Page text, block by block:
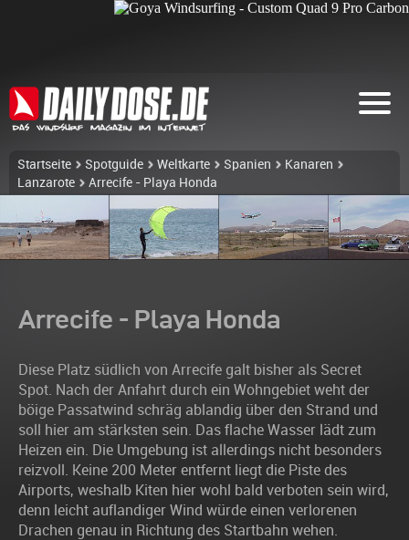
Startseite Spotguide Weltkarte Spanien
Kanaren
Lanzarote
Arrecife - Playa Honda
Arrecife - Playa Honda
Diese Platz südlich von Arrecife galt bisher als Secret
Spot. Nach der Anfahrt durch ein Wohngebiet weht der
böige Passatwind schräg ablandig über den Strand und
soll hier am stärksten sein. Das flache Wasser lädt zum
Heizen ein. Die Umgebung ist allerdings nicht besonders
reizvoll. Keine 200 Meter entfernt liegt die Piste des
Airports, weshalb Kiten hier wohl bald verboten sein wird,
denn leicht auflandiger Wind würde einen verlorenen
Drachen genau in Richtung des Startbahn wehen.